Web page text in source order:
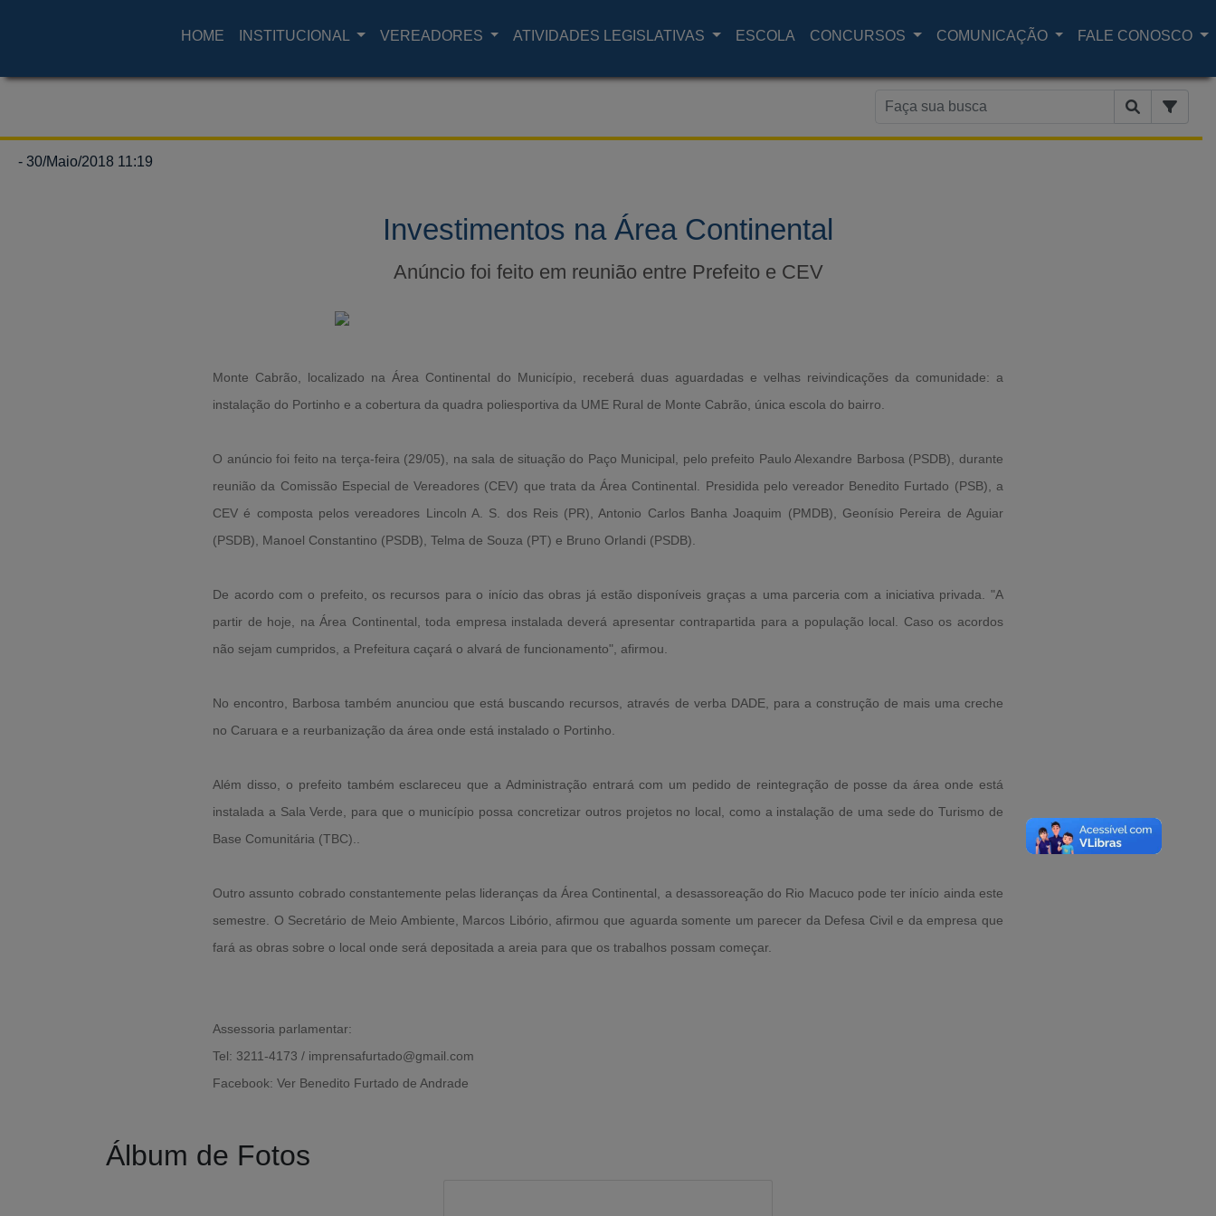
HOME INSTITUCIONAL VEREADORES ATIVIDADES LEGISLATIVAS ESCOLA CONCURSOS COMUNICAÇÃO FALE CONOSCO
- 30/Maio/2018 11:19
Investimentos na Área Continental
Anúncio foi feito em reunião entre Prefeito e CEV
Monte Cabrão, localizado na Área Continental do Município, receberá duas aguardadas e velhas reivindicações da comunidade: a
instalação do Portinho e a cobertura da quadra poliesportiva da UME Rural de Monte Cabrão, única escola do bairro.
O anúncio foi feito na terça-feira (29/05), na sala de situação do Paço Municipal, pelo prefeito Paulo Alexandre Barbosa (PSDB), durante
reunião da Comissão Especial de Vereadores (CEV) que trata da Área Continental. Presidida pelo vereador Benedito Furtado (PSB), a
CEV é composta pelos vereadores Lincoln A. S. dos Reis (PR), Antonio Carlos Banha Joaquim (PMDB), Geonísio Pereira de Aguiar
(PSDB), Manoel Constantino (PSDB), Telma de Souza (PT) e Bruno Orlandi (PSDB).
De acordo com o prefeito, os recursos para o início das obras já estão disponíveis graças a uma parceria com a iniciativa privada. "A
partir de hoje, na Área Continental, toda empresa instalada deverá apresentar contrapartida para a população local. Caso os acordos
não sejam cumpridos, a Prefeitura caçará o alvará de funcionamento", afirmou.
No encontro, Barbosa também anunciou que está buscando recursos, através de verba DADE, para a construção de mais uma creche
no Caruara e a reurbanização da área onde está instalado o Portinho.
Além disso, o prefeito também esclareceu que a Administração entrará com um pedido de reintegração de posse da área onde está
instalada a Sala Verde, para que o município possa concretizar outros projetos no local, como a instalação de uma sede do Turismo de
Base Comunitária (TBC)..
Outro assunto cobrado constantemente pelas lideranças da Área Continental, a desassoreação do Rio Macuco pode ter início ainda este
semestre. O Secretário de Meio Ambiente, Marcos Libório, afirmou que aguarda somente um parecer da Defesa Civil e da empresa que
fará as obras sobre o local onde será depositada a areia para que os trabalhos possam começar.
Assessoria parlamentar:
Tel: 3211-4173 / imprensafurtado@gmail.com
Facebook: Ver Benedito Furtado de Andrade
Álbum de Fotos